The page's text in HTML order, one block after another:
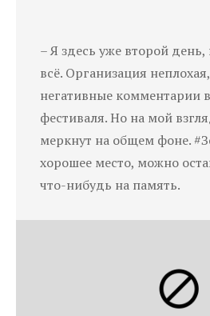
– Я здесь уже второй
всё. Организация
негативные комментарии
фестиваля. Но на мой
меркнут на общем фоне.
хорошее место, можно
что-нибудь на память.